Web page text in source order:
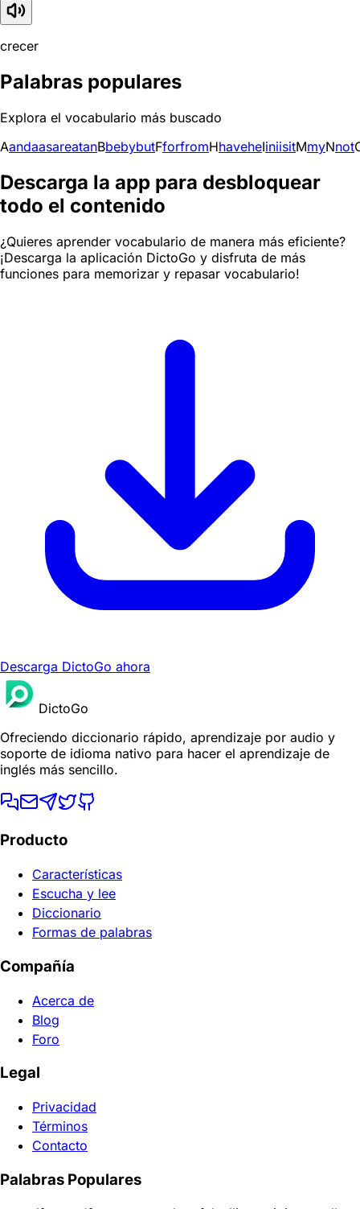
crecer
Palabras populares
Explora el vocabulario más buscado
AandaasareatanBbebybutFforfromHhaveheIiniisitMmyNnot
Descarga la app para desbloquear
todo el contenido
¿Quieres aprender vocabulario de manera más eficiente?
¡Descarga la aplicación DictoGo y disfruta de más
funciones para memorizar y repasar vocabulario!
Descarga DictoGo ahora
DictoGo
Ofreciendo diccionario rápido, aprendizaje por audio y
soporte de idioma nativo para hacer el aprendizaje de
inglés más sencillo.
Producto
Características
Escucha y lee
Diccionario
Formas de palabras
Compañía
Acerca de
Blog
Foro
Legal
Privacidad
Términos
Contacto
Palabras Populares